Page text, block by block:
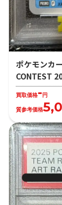
ポケモンカ
CONTEST
買取価格-円
質参考価格